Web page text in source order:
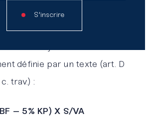
la formule légale de la
participation est la suivante,
définie par un texte (art. D
trav.) :
– 5% KP) X S/VA
S'inscrire